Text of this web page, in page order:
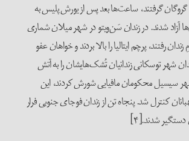
گروگان گرفتند، ساعت‌ها بعد پس از یورش پلیس به
آزاد شدند. در زندان سَن‌ویتو در شهر میلان شماری
رفتند، پرچم ایتالیا را بالا بردند و خواهان عفو
شهر توسکانی زندانیان تُشک‌هایشان را به آتش
سیسیل محکومان مافیایی شورش کردند، این
کنترل شد. پنجاه تن از زندان فوجای جنوبی فرار
دستگیر شدند.[۴]